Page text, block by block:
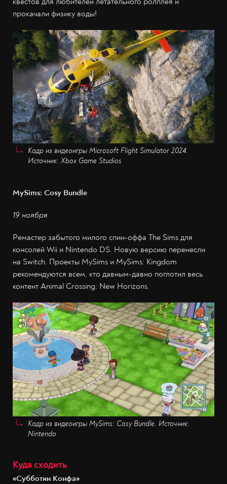
прокачали физику воды!
Кадр из видеоигры Microsoft Flight Simulator 2024.
Источник: Xbox Game Studios
MySims: Cosy Bundle
19 ноября
Ремастер забытого милого спин-оффа The Sims для
консолей Wii и Nintendo DS. Новую версию перенесли
на Switch. Проекты MySims и MySims: Kingdom
рекомендуются всем, кто давным-давно поглотил весь
контент Animal Crossing: New Horizons.
Кадр из видеоигры MySims: Cosy Bundle. Источник:
Nintendo
Куда сходить
«Субботин Конфа»